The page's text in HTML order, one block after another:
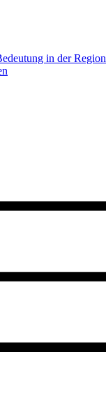
in der Region